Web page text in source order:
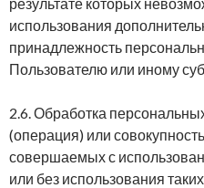
использования
принадлежность
Пользователю или иному
2.6. Обработка
(операция) или
совершаемых с
или без использования